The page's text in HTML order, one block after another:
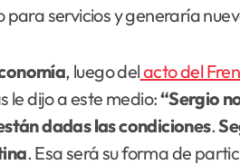
servicios y generaría
, luego delacto del
le dijo a este medio:“Sergio
dadas las condiciones.
. Esa será su forma de